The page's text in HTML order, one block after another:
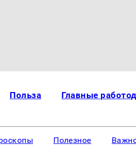
Польза Главные
Полезное